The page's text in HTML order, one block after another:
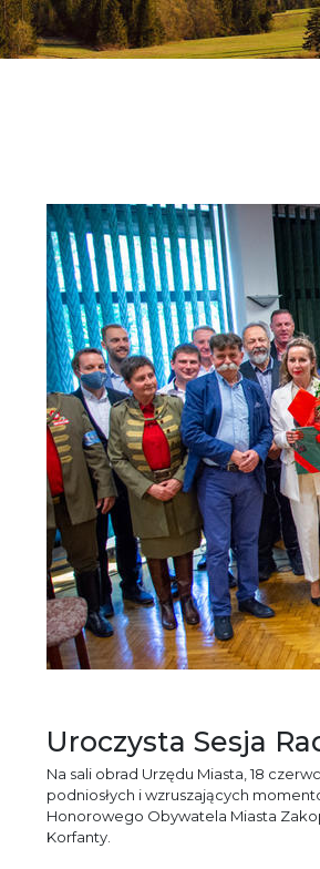
Uroczysta Sesja
Na sali obrad Urzędu Miasta, 18
podniosłych i wzruszających
Honorowego Obywatela Miasta
Korfanty.